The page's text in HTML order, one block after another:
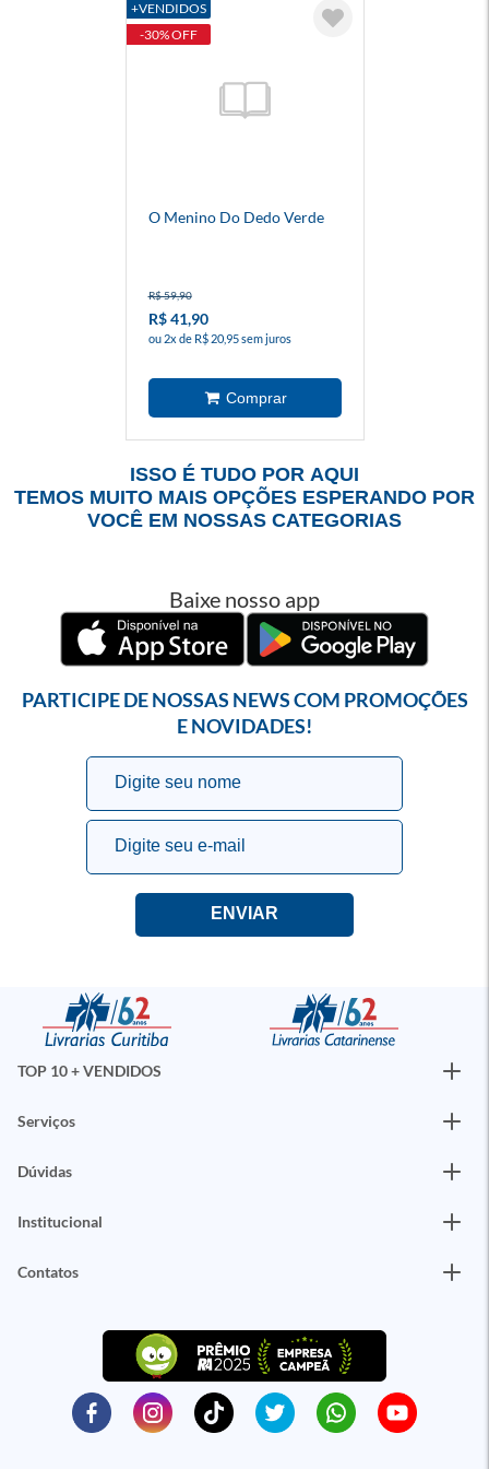
+VENDIDOS
-30% OFF
O Menino Do Dedo Verde
R$ 59,90
R$ 41,90
ou 2x de R$ 20,95 sem juros
ISSO É TUDO POR AQUI
TEMOS MUITO MAIS OPÇÕES ESPERANDO POR
VOCÊ EM NOSSAS CATEGORIAS
Baixe nosso app
PARTICIPE DE NOSSAS NEWS COM PROMOÇÕES
E NOVIDADES!
TOP 10 + VENDIDOS
Serviços
Dúvidas
Institucional
Contatos